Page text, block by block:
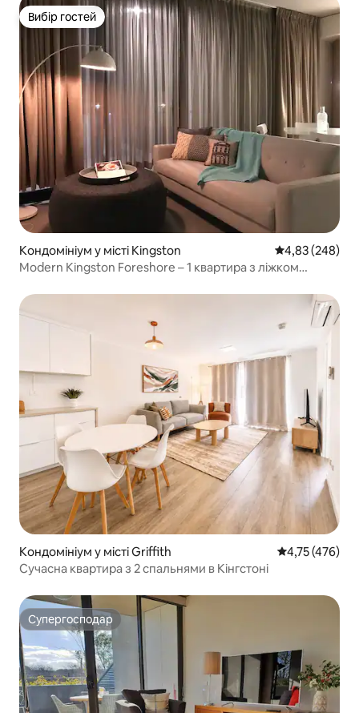
Вибір гостей
Вибір гостей
Кондомініум у місті Kingston Середня
4,83 (248)
Modern Kingston Foreshore – 1 квартира з ліжком
Кондомініум у місті Griffith Середня
4,75 (476)
Сучасна квартира з 2 спальнями в Кінгстоні
Супергосподар
Супергосподар